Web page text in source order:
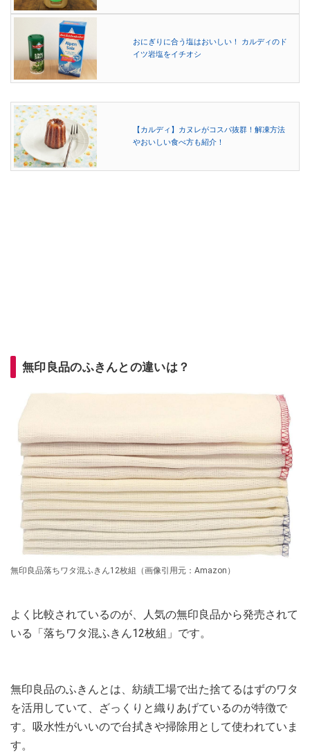
おにぎりに合う塩はおいしい！ カルディのド
イツ岩塩をイチオシ
【カルディ】カヌレがコスパ抜群！解凍方法
やおいしい食べ方も紹介！
無印良品のふきんとの違いは？
無印良品落ちワタ混ふきん12枚組（画像引用元：Amazon）
よく比較されているのが、人気の無印良品から発売されて
いる「落ちワタ混ふきん12枚組」です。
無印良品のふきんとは、紡績工場で出た捨てるはずのワタ
を活用していて、ざっくりと織りあげているのが特徴で
す。吸水性がいいので台拭きや掃除用として使われていま
す。